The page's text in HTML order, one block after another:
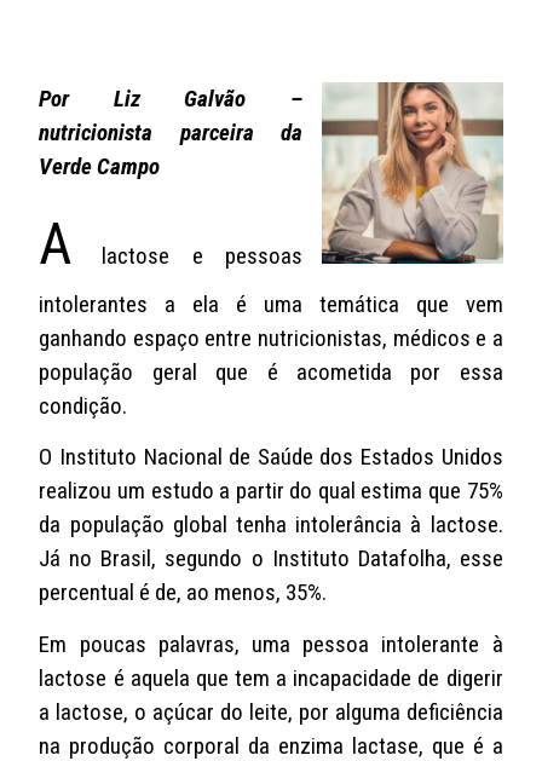
Por Liz Galvão –
nutricionista parceira da
Verde Campo
A
lactose e pessoas
intolerantes a ela é uma temática que vem
ganhando espaço entre nutricionistas, médicos e a
população geral que é acometida por essa
condição.
O Instituto Nacional de Saúde dos Estados Unidos
realizou um estudo a partir do qual estima que 75%
da população global tenha intolerância à lactose.
Já no Brasil, segundo o Instituto Datafolha, esse
percentual é de, ao menos, 35%.
Em poucas palavras, uma pessoa intolerante à
lactose é aquela que tem a incapacidade de digerir
a lactose, o açúcar do leite, por alguma deficiência
na produção corporal da enzima lactase, que é a